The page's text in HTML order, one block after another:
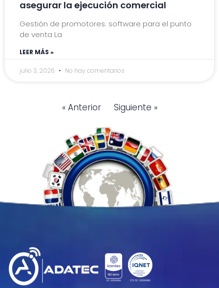
asegurar la ejecución comercial
Gestión de promotores: software para el punto
de venta La
LEER MÁS »
julio 3, 2026 No hay comentarios
« Anterior Siguiente »